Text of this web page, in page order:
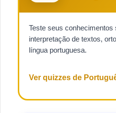
Teste seus conhecimentos
interpretação de textos,
língua portuguesa.
Ver quizzes de